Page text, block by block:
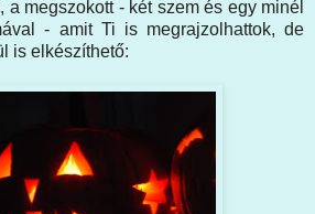
a megszokott - két szem és egy minél
- amit Ti is megrajzolhattok, de
is elkészíthető: